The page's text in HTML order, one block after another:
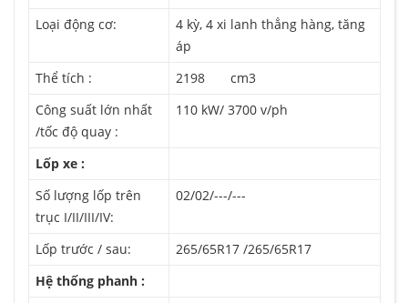
Loại động cơ:
4 kỳ, 4 xi lanh thẳng hàng, tăng
áp
Thể tích :
2198 cm3
Công suất lớn nhất
/tốc độ quay :
110 kW/ 3700 v/ph
Lốp xe :
Số lượng lốp trên
trục I/II/III/IV:
02/02/---/---
Lốp trước / sau:
265/65R17 /265/65R17
Hệ thống phanh :